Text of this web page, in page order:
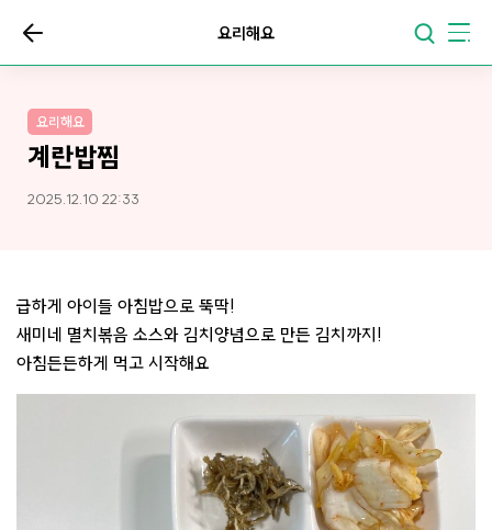
요리해요
요리해요
계란밥찜
2025.12.10 22:33
급하게 아이들 아침밥으로 뚝딱!
새미네 멸치볶음 소스와 김치양념으로 만든 김치까지!
아침든든하게 먹고 시작해요